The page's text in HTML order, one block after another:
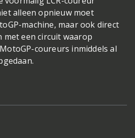
alleen opnieuw moet
machine, maar ook direct
met een circuit waarop
coureurs inmiddels al